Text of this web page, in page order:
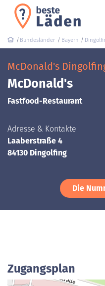
Bundesländer Bayern
McDonald's
McDonald's
Fastfood-Restaurant
Adresse & Kontakte
Laaberstraße 4
84130 Dingolfing
Die
Zugangsplan